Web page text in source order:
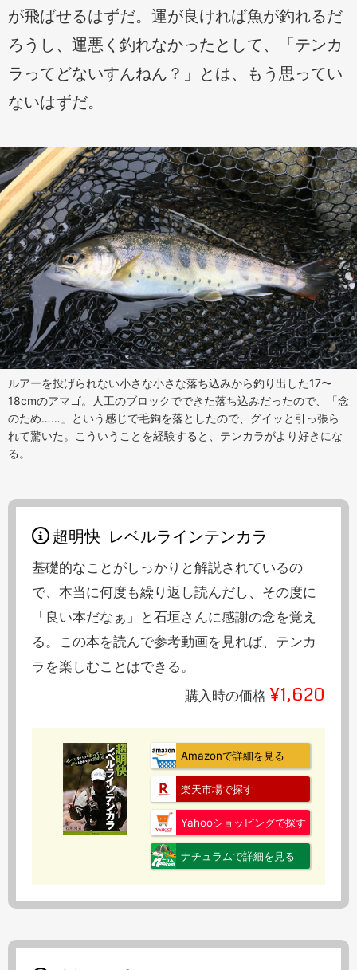
が飛ばせるはずだ。運が良ければ魚が釣れるだ
ろうし、運悪く釣れなかったとして、「テンカ
ラってどないすんねん？」とは、もう思ってい
ないはずだ。
ルアーを投げられない小さな小さな落ち込みから釣り出した17〜
18cmのアマゴ。人工のブロックでできた落ち込みだったので、「念
のため……」という感じで毛鉤を落としたので、グイッと引っ張ら
れて驚いた。こういうことを経験すると、テンカラがより好きにな
る。
超明快 レベルラインテンカラ
基礎的なことがしっかりと解説されているの
で、本当に何度も繰り返し読んだし、その度に
「良い本だなぁ」と石垣さんに感謝の念を覚え
る。この本を読んで参考動画を見れば、テンカ
ラを楽しむことはできる。
購入時の価格 ¥1,620
Amazonで詳細を見る
楽天市場で探す
Yahooショッピングで探す
ナチュラムで詳細を見る